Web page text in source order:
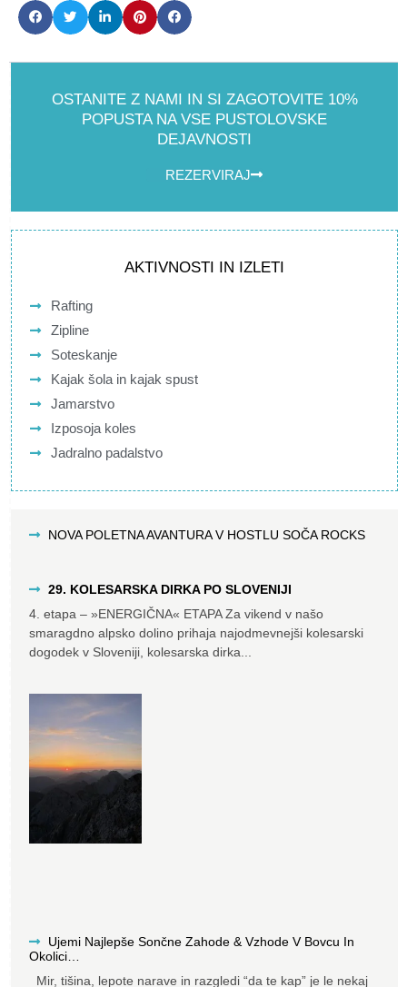
OSTANITE Z NAMI IN SI ZAGOTOVITE 10%
POPUSTA NA VSE PUSTOLOVSKE
DEJAVNOSTI
REZERVIRAJ
AKTIVNOSTI IN IZLETI
Rafting
Zipline
Soteskanje
Kajak šola in kajak spust
Jamarstvo
Izposoja koles
Jadralno padalstvo
NOVA POLETNA AVANTURA V HOSTLU SOČA ROCKS
29. KOLESARSKA DIRKA PO SLOVENIJI
4. etapa – »ENERGIČNA« ETAPA Za vikend v našo
smaragdno alpsko dolino prihaja najodmevnejši kolesarski
dogodek v Sloveniji, kolesarska dirka
Ujemi Najlepše Sončne Zahode & Vzhode V Bovcu In
Okolici…
Mir, tišina, lepote narave in razgledi “da te kap” je le nekaj